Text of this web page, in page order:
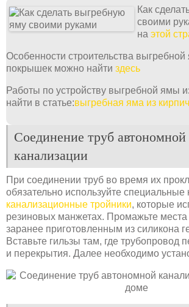
Как
своими
на этой
Особенности строительства
покрышек можно найти здесь
Работы по устройству выгребной ямы
найти в статье:выгребная яма из
Соединение труб автономной
канализации
При соединении труб во время их
обязательно используйте специальные
канализационные тройники, которые
резиновых манжетах. Промажьте места
заранее приготовленным из силикона
Вставьте гильзы там, где трубопровод
и перекрытия. Далее необходимо